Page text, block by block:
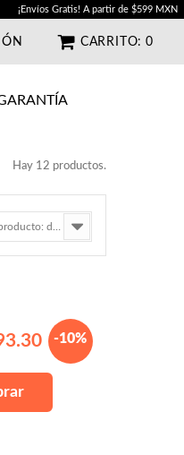
¡Envíos Gratis! A partir de $599 MXN
CARRITO: 0
Hay 12 productos.
-10%